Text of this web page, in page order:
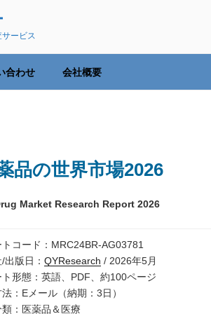
ービス
合わせ 会社概要
品の世界市場2026
Market Research Report 2026
トコード：MRC24BR-AG03781
出版日： QYResearch / 2026年5月
ト形態：英語、PDF、約100ページ
：Eメール（納期：3日）
類：医薬品＆医療